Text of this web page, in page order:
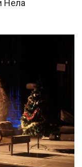
Нела